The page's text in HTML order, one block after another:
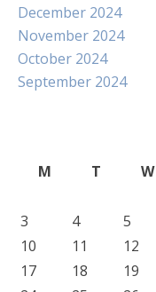
December 2024
November 2024
October 2024
September 2024
M
T W
3
4 5
10
11 12
17
18 19